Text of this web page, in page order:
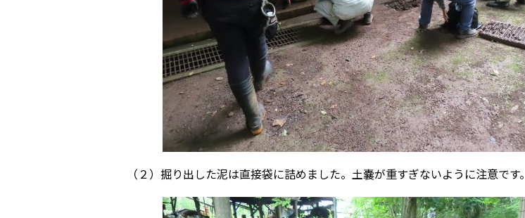
（２）掘り出した泥は直接袋に詰めました。土嚢が重すぎないように注意です。